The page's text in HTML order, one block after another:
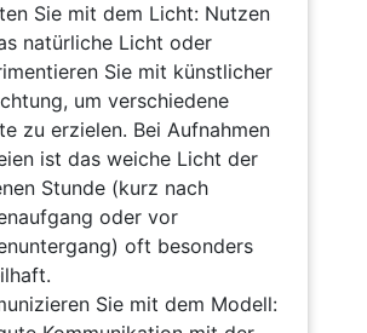
Sie mit dem Licht: Nutzen
natürliche Licht oder
Sie mit künstlicher
um verschiedene
zu erzielen. Bei Aufnahmen
ist das weiche Licht der
Stunde (kurz nach
oder vor
oft besonders
Sie mit dem Modell: